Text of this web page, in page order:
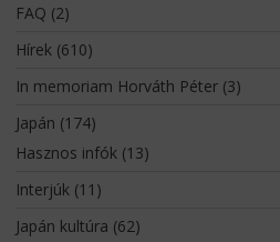
FAQ (2)
Hírek(610)
In memoriam Horváth Péter(3)
Japán (174)
Hasznos infók(13)
Interjúk(11)
Japán kultúra (62)